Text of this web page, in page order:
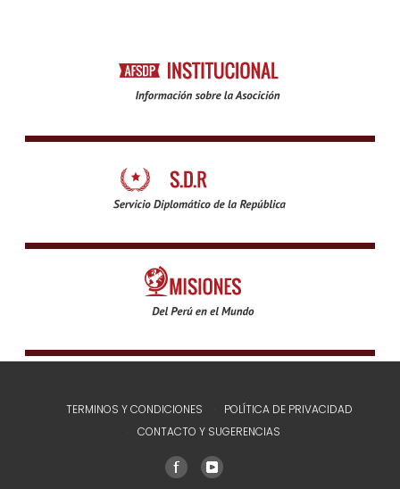
TERMINOS Y CONDICIONES
POLÍTICA DE PRIVACIDAD
CONTACTO Y SUGERENCIAS